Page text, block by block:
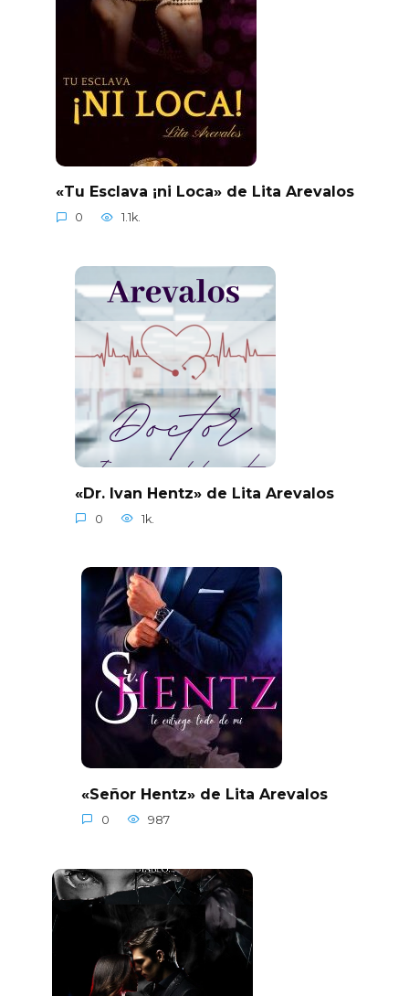
«Tu Esclava ¡ni Loca» de Lita Arevalos
0 1.1k.
«Dr. Ivan Hentz» de Lita Arevalos
0 1k.
«Señor Hentz» de Lita Arevalos
0 987